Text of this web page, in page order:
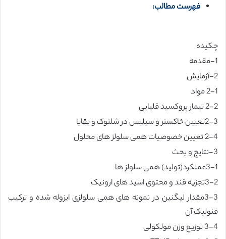
فهرست مطالب:
چکیده
1-مقدمه
2-آزمایش
2-1 مواد
2-2 تیمار پروکسید قلیایی
2-3تعیین خاکستر و سیلیس در شلتوک و بقایا
2-4 تعیین خصوصیات همی سلولز های محلول
3-نتایج و بحث
3-1عملکرد(تولید) همی سلولز ها
3-2تجزیه قند و محتوی اسید های ارونیک
3-3مقدار لیگنین در نمونه های همی سلولزی ایزوله شده و ترکیب
فنولیک آن
3-4 توزیع وزن مولکولی